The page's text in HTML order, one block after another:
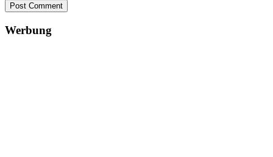
Post Comment
Werbung